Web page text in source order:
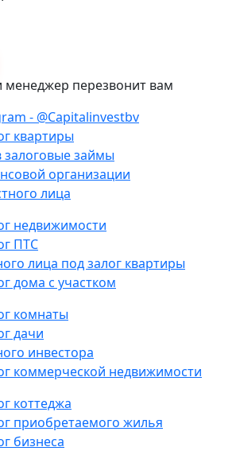
менеджер перезвонит вам
- @Capitalinvestbv
квартиры
залоговые займы
организации
лица
недвижимости
ПТС
лица под залог квартиры
дома с участком
комнаты
дачи
инвестора
коммерческой недвижимости
коттеджа
приобретаемого жилья
бизнеса